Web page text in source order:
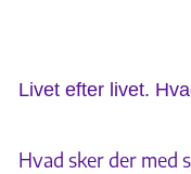
Livet efter livet.
Hvad sker der med